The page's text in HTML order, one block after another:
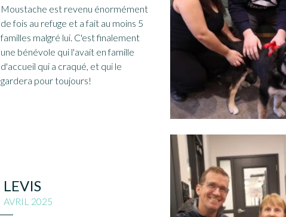
Moustache est revenu énormément
de fois au refuge et a fait au moins 5
familles malgré lui. C'est finalement
une bénévole qui l'avait en famille
d'accueil qui a craqué, et qui le
gardera pour toujours!
LEVIS
AVRIL 2025